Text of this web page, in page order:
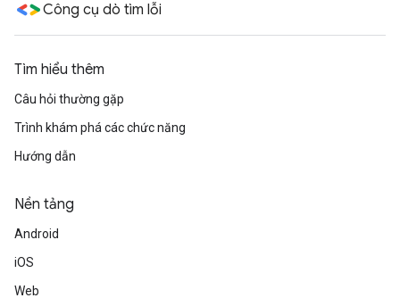
Công cụ dò tìm lỗi
Tìm hiểu thêm
Câu hỏi thường gặp
Trình khám phá các chức năng
Hướng dẫn
Nền tảng
Android
iOS
Web